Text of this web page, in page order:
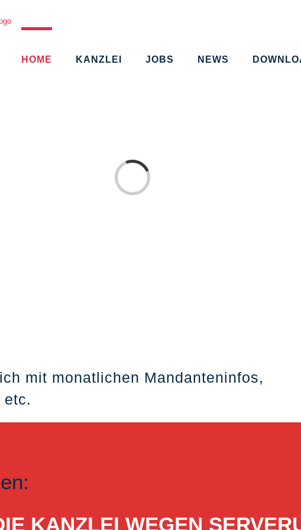
HOME KANZLEI JOBS NEWS
Loading...
mit monatlichen Mandanteninfos,
etc.
KANZLEI WEGEN